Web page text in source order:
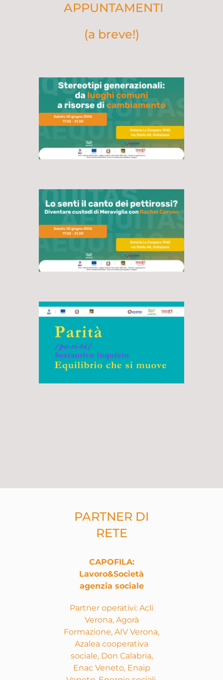
APPUNTAMENTI
(a breve!)
PARTNER DI
RETE
CAPOFILA:
Lavoro&Società
agenzia sociale
Partner operativi: Acli
Verona, Agorà
Formazione, AIV Verona,
Azalea cooperativa
sociale, Don Calabria,
Enac Veneto, Enaip